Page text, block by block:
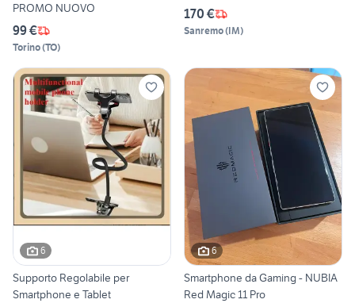
PROMO NUOVO
99 €
Torino(TO)
170 €
Sanremo(IM)
6
Supporto Regolabile per
Smartphone e Tablet
6
Smartphone da Gaming - NUBIA
Red Magic 11 Pro